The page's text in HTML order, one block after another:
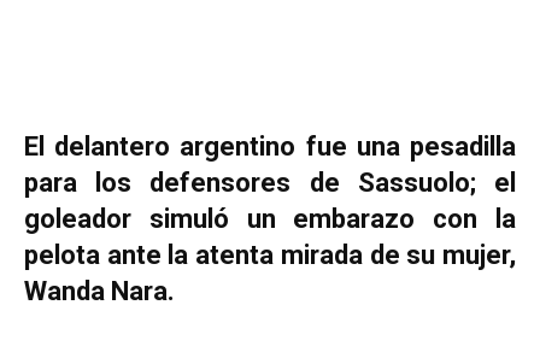
El delantero argentino fue una pesadilla
para los defensores de Sassuolo; el
goleador simuló un embarazo con la
pelota ante la atenta mirada de su mujer,
Wanda Nara.